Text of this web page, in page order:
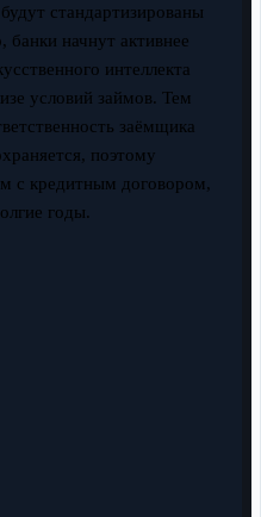
стандартизированы
начнут активнее
интеллекта
условий займов. Тем
заёмщика
поэтому
с кредитным договором,
годы.